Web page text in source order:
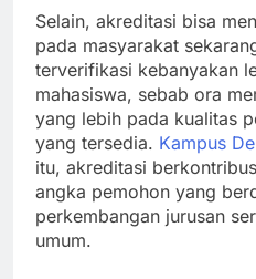
Selain, akreditasi bisa
pada masyarakat
terverifikasi kebanyakan
mahasiswa, sebab ora
yang lebih pada kualitas
yang tersedia. Kampus
itu, akreditasi
angka pemohon yang
perkembangan jurusan
umum.